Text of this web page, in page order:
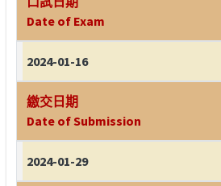
Date of Exam
2024-01-16
繳交日期
Date of Submission
2024-01-29